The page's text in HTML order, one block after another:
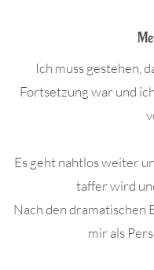
Ich muss gestehen,
Fortsetzung war und
Es geht nahtlos weiter
taffer wird
Nach den dramatischen
mir als